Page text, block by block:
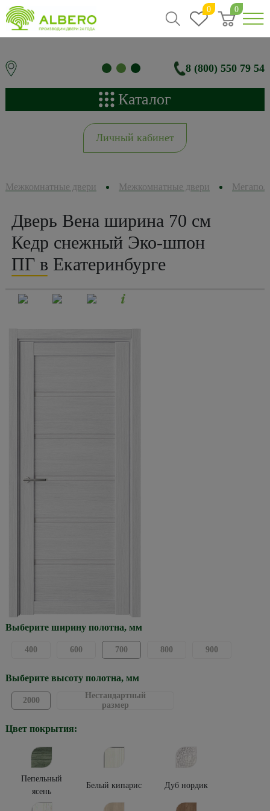
0 0
8 (800) 550 79 54
Каталог
Личный кабинет
Межкомнатные двери Межкомнатные двери
Дверь Вена ширина 70 см
Кедр снежный Эко-шпон
ПГ в Екатеринбурге
Выберите ширину полотна, мм
400 600 700 800 900
Выберите высоту полотна, мм
2000
Нестандартный
размер
Цвет покрытия:
Пепельный
ясень
Белый кипарис Дуб нордик